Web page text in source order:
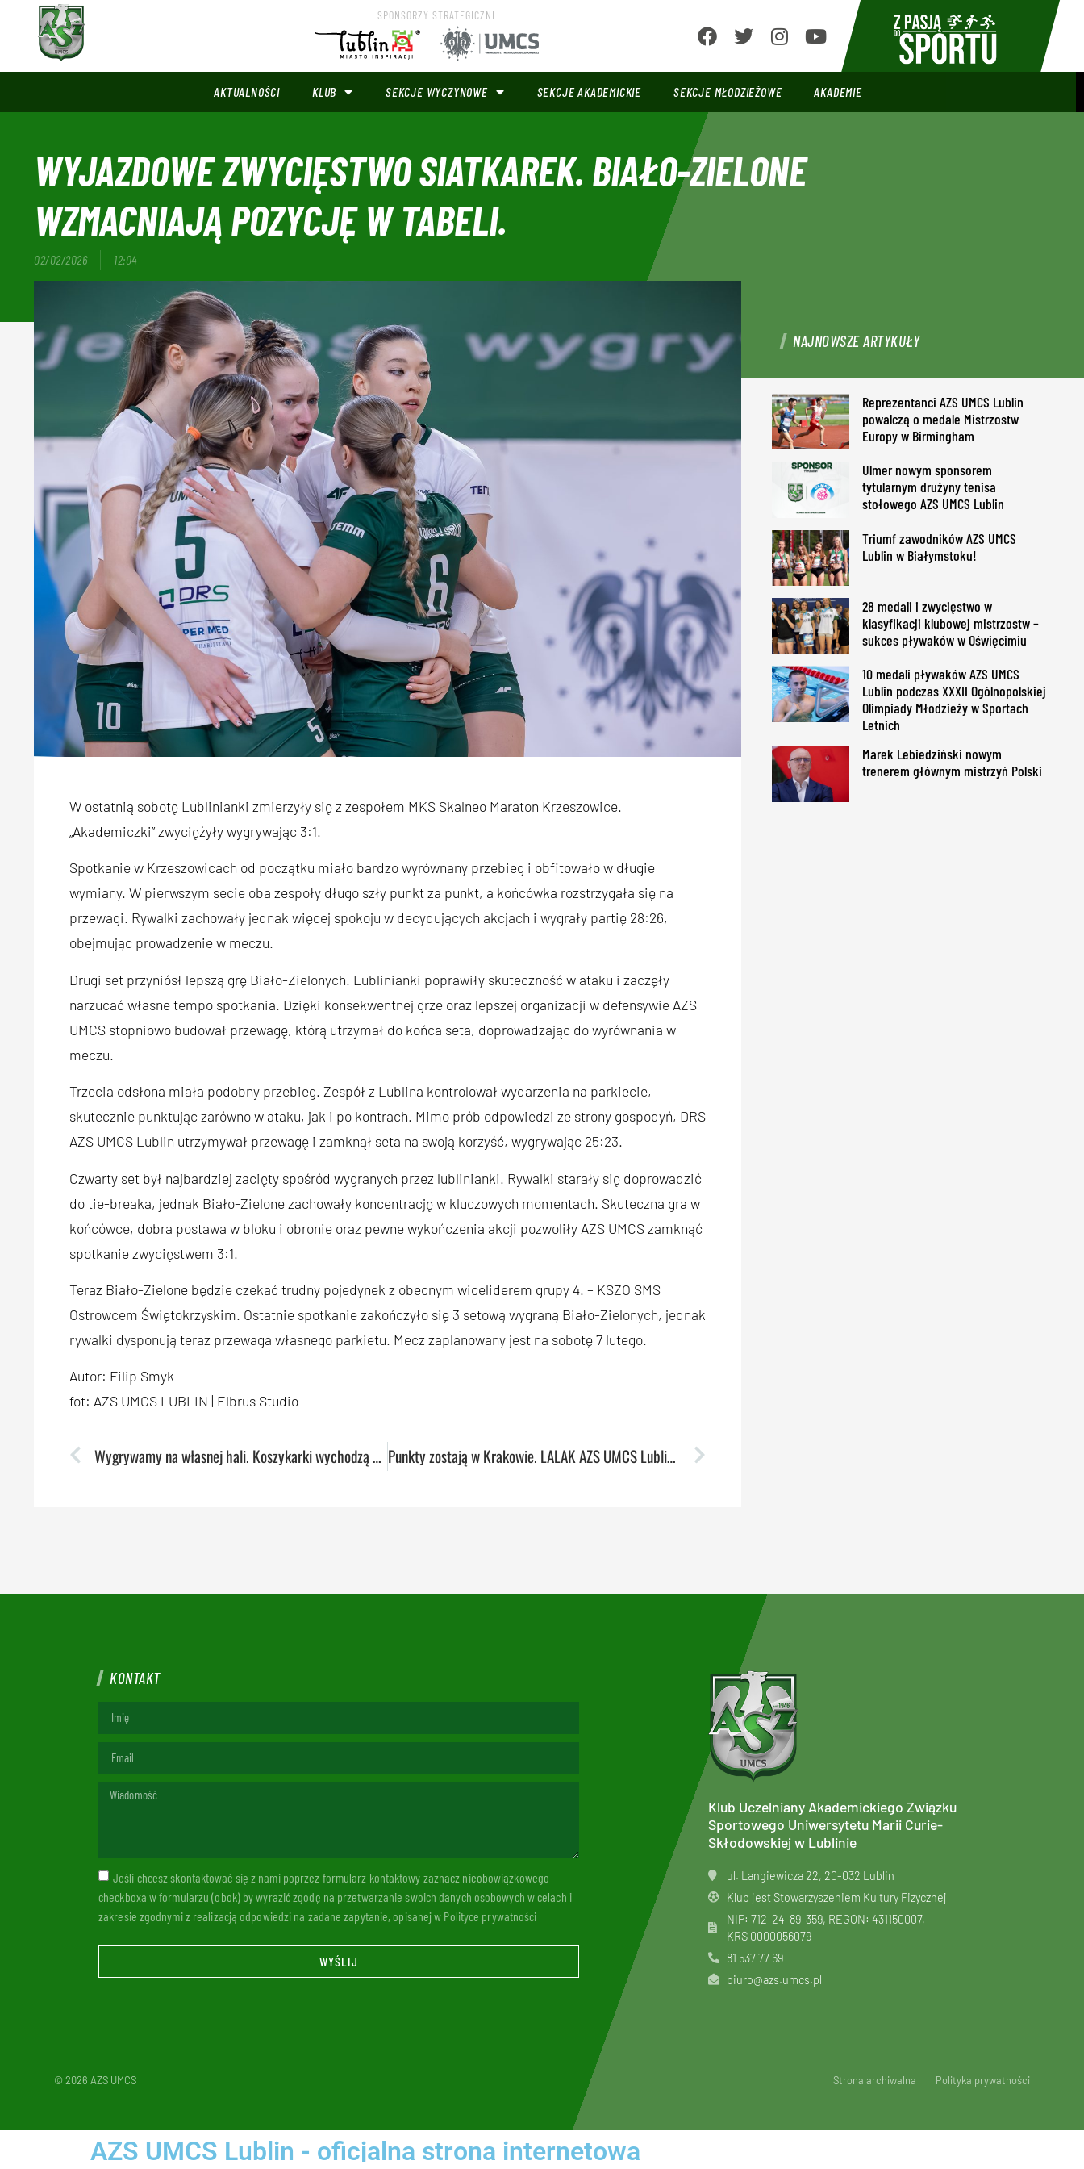
SPONSORZY STRATEGICZNI
AKTUALNOŚCI KLUB SEKCJE WYCZYNOWE SEKCJE AKADEMICKIE SEKCJE MŁODZIEŻOWE AKADEMIE
WYJAZDOWE ZWYCIĘSTWO SIATKAREK. BIAŁO-ZIELONE
WZMACNIAJĄ POZYCJĘ W TABELI.
02/02/2026 12:04
W ostatnią sobotę Lublinianki zmierzyły się z zespołem MKS Skalneo Maraton Krzeszowice.
„Akademiczki” zwyciężyły wygrywając 3:1.
Spotkanie w Krzeszowicach od początku miało bardzo wyrównany przebieg i obfitowało w długie
wymiany. W pierwszym secie oba zespoły długo szły punkt za punkt, a końcówka rozstrzygała się na
przewagi. Rywalki zachowały jednak więcej spokoju w decydujących akcjach i wygrały partię 28:26,
obejmując prowadzenie w meczu.
Drugi set przyniósł lepszą grę Biało-Zielonych. Lublinianki poprawiły skuteczność w ataku i zaczęły
narzucać własne tempo spotkania. Dzięki konsekwentnej grze oraz lepszej organizacji w defensywie AZS
UMCS stopniowo budował przewagę, którą utrzymał do końca seta, doprowadzając do wyrównania w
meczu.
Trzecia odsłona miała podobny przebieg. Zespół z Lublina kontrolował wydarzenia na parkiecie,
skutecznie punktując zarówno w ataku, jak i po kontrach. Mimo prób odpowiedzi ze strony gospodyń, DRS
AZS UMCS Lublin utrzymywał przewagę i zamknął seta na swoją korzyść, wygrywając 25:23.
Czwarty set był najbardziej zacięty spośród wygranych przez lublinianki. Rywalki starały się doprowadzić
do tie-breaka, jednak Biało-Zielone zachowały koncentrację w kluczowych momentach. Skuteczna gra w
końcówce, dobra postawa w bloku i obronie oraz pewne wykończenia akcji pozwoliły AZS UMCS zamknąć
spotkanie zwycięstwem 3:1.
Teraz Biało-Zielone będzie czekać trudny pojedynek z obecnym wiceliderem grupy 4. – KSZO SMS
Ostrowcem Świętokrzyskim. Ostatnie spotkanie zakończyło się 3 setową wygraną Biało-Zielonych, jednak
rywalki dysponują teraz przewaga własnego parkietu. Mecz zaplanowany jest na sobotę 7 lutego.
Autor: Filip Smyk
fot: AZS UMCS LUBLIN | Elbrus Studio
Wygrywamy na własnej hali. Koszykarki wychodzą na pozycję lidera. Punkty zostają w Krakowie. LALAK AZS UMCS Lublin przegrywa z Bronowianką.
NAJNOWSZE ARTYKUŁY
Reprezentanci AZS UMCS Lublin
powalczą o medale Mistrzostw
Europy w Birmingham
Ulmer nowym sponsorem
tytularnym drużyny tenisa
stołowego AZS UMCS Lublin
Triumf zawodników AZS UMCS
Lublin w Białymstoku!
28 medali i zwycięstwo w
klasyfikacji klubowej mistrzostw –
sukces pływaków w Oświęcimiu
10 medali pływaków AZS UMCS
Lublin podczas XXXII Ogólnopolskiej
Olimpiady Młodzieży w Sportach
Letnich
Marek Lebiedziński nowym
trenerem głównym mistrzyń Polski
KONTAKT
Jeśli chcesz skontaktować się z nami poprzez formularz kontaktowy zaznacz nieobowiązkowego
checkboxa w formularzu (obok) by wyrazić zgodę na przetwarzanie swoich danych osobowych w celach i
zakresie zgodnymi z realizacją odpowiedzi na zadane zapytanie, opisanej w Polityce prywatności
WYŚLIJ
Klub Uczelniany Akademickiego Związku
Sportowego Uniwersytetu Marii Curie-
Skłodowskiej w Lublinie
ul. Langiewicza 22, 20-032 Lublin
Klub jest Stowarzyszeniem Kultury Fizycznej
NIP: 712-24-89-359, REGON: 431150007,
KRS 0000056079
81 537 77 69
biuro@azs.umcs.pl
© 2026 AZS UMCS Strona archiwalna Polityka prywatności
AZS UMCS Lublin - oficjalna strona internetowa